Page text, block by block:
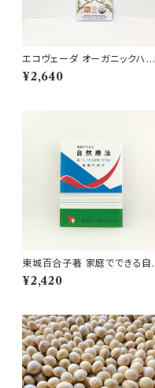
エコヴェーダ オーガニックハー
バルヘアカラー レッド
¥2,640
東城百合子著 家庭でできる自然
療法
¥2,420